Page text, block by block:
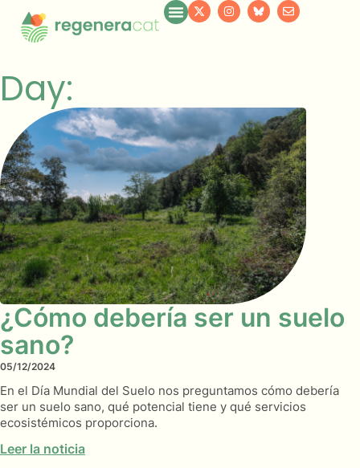
Day:
¿Cómo debería ser un suelo
sano?
05/12/2024
En el Día Mundial del Suelo nos preguntamos cómo debería
ser un suelo sano, qué potencial tiene y qué servicios
ecosistémicos proporciona.
Leer la noticia